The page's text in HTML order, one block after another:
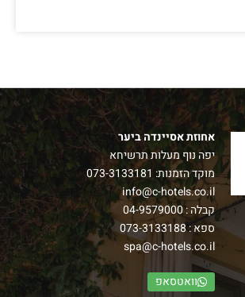
אחוזת אסיינדה ביער
יפה נוף מעלות תרשיחא
מוקד הזמנות: 073-3133181
info@c-hotels.co.il
קבלה :04-9579000
ספא :073-3133188
spa@c-hotels.co.il
וואטסאפ